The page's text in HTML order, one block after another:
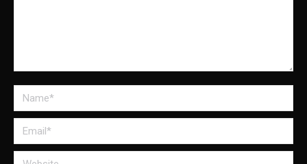
Name *
Email *
Website